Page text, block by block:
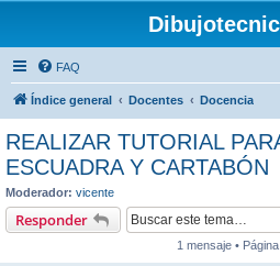
FAQ
Índice general Docentes Docencia
REALIZAR TUTORIAL
ESCUADRA Y CARTABÓN
Moderador: vicente
Responder
1 mensaje • Página